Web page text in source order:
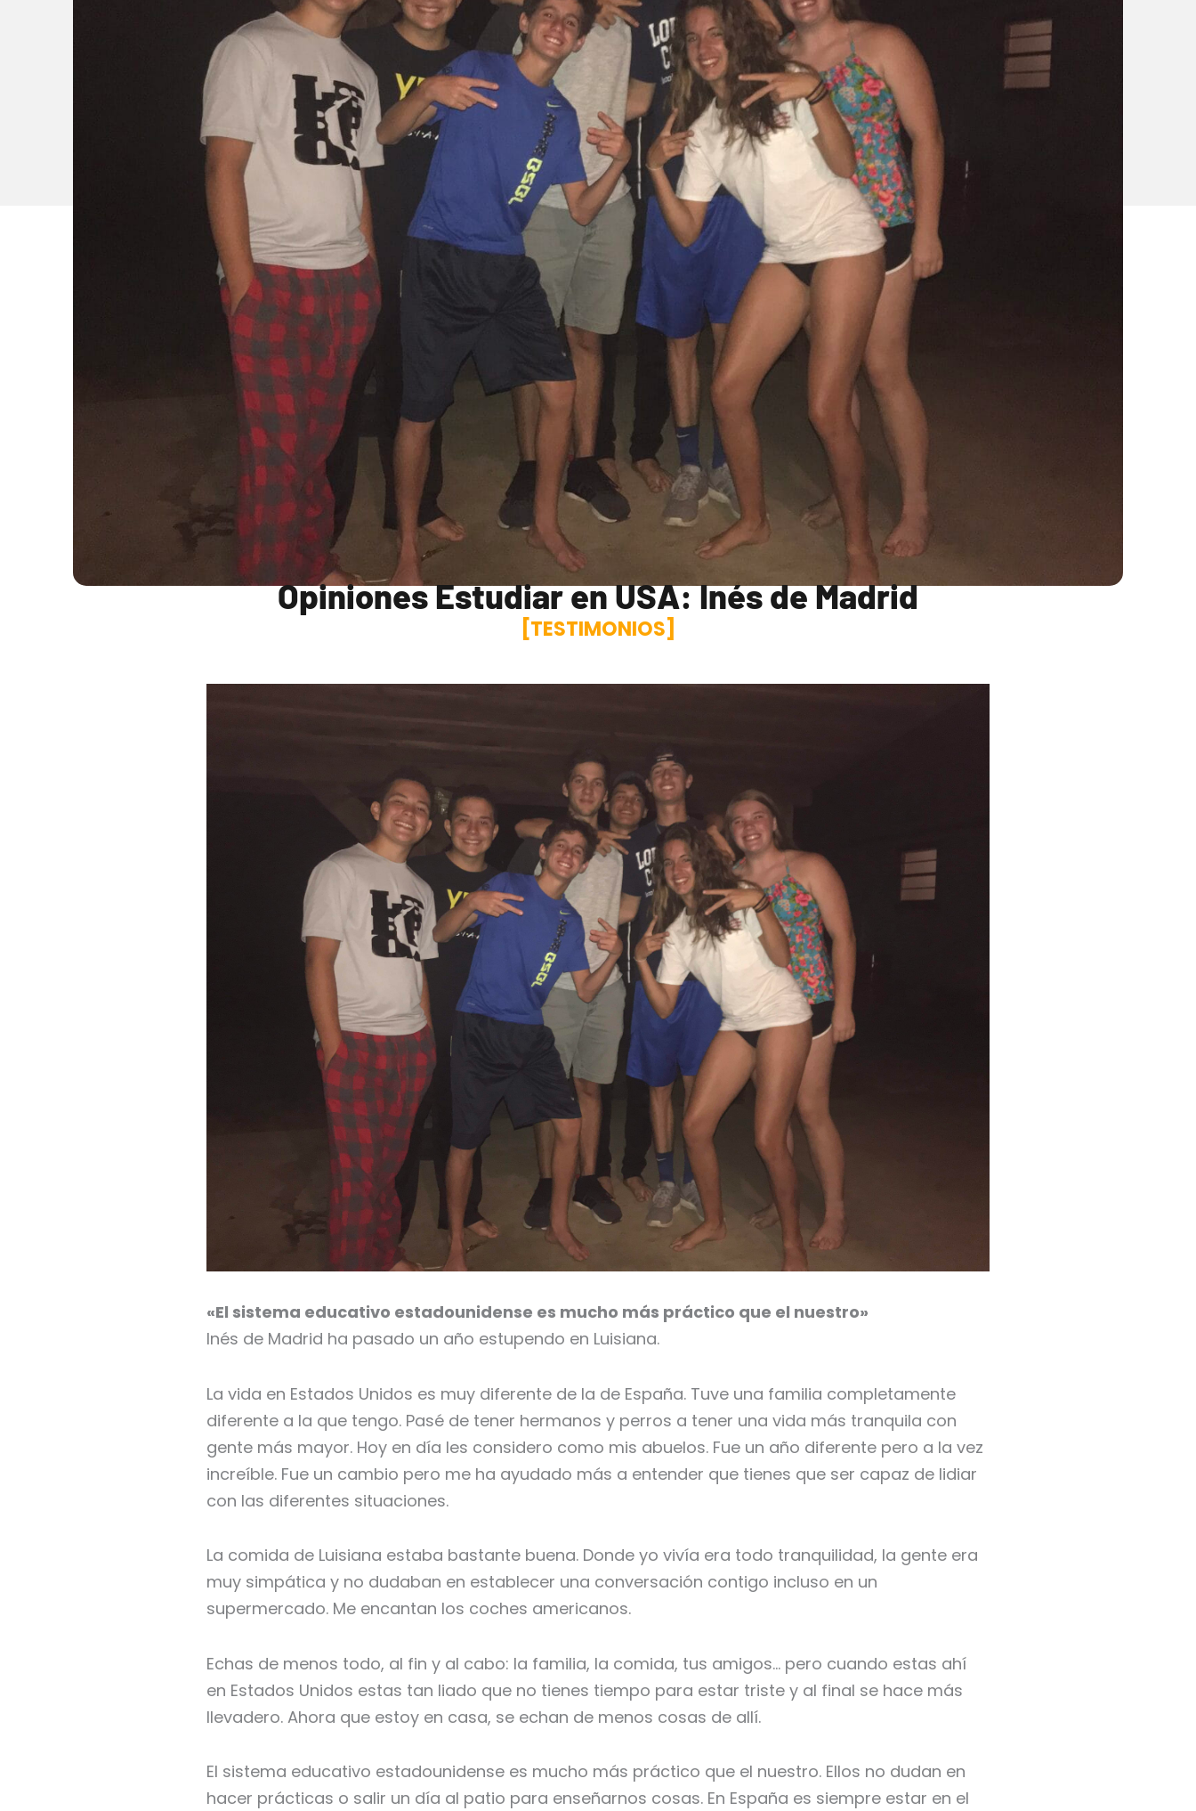
Opiniones Estudiar en USA: Inés de Madrid
[TESTIMONIOS]
«El sistema educativo estadounidense es mucho más práctico que el nuestro»
Inés de Madrid ha pasado un año estupendo en Luisiana.
La vida en Estados Unidos es muy diferente de la de España. Tuve una familia completamente
diferente a la que tengo. Pasé de tener hermanos y perros a tener una vida más tranquila con
gente más mayor. Hoy en día les considero como mis abuelos. Fue un año diferente pero a la vez
increíble. Fue un cambio pero me ha ayudado más a entender que tienes que ser capaz de lidiar
con las diferentes situaciones.
La comida de Luisiana estaba bastante buena. Donde yo vivía era todo tranquilidad, la gente era
muy simpática y no dudaban en establecer una conversación contigo incluso en un
supermercado. Me encantan los coches americanos.
Echas de menos todo, al fin y al cabo: la familia, la comida, tus amigos… pero cuando estas ahí
en Estados Unidos estas tan liado que no tienes tiempo para estar triste y al final se hace más
llevadero. Ahora que estoy en casa, se echan de menos cosas de allí.
El sistema educativo estadounidense es mucho más práctico que el nuestro. Ellos no dudan en
hacer prácticas o salir un día al patio para enseñarnos cosas. En España es siempre estar en el